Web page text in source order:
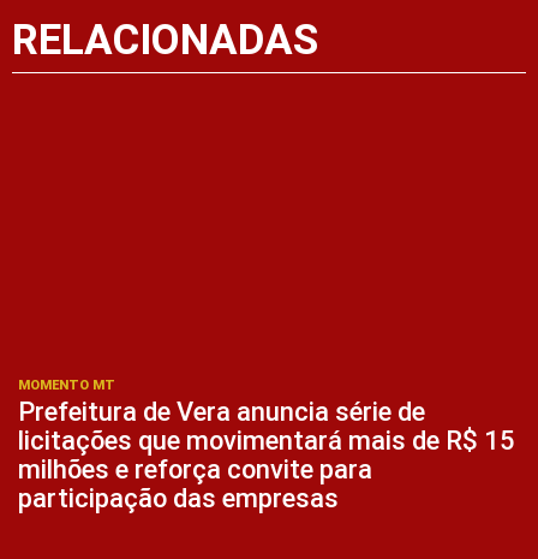
RELACIONADAS
MOMENTO MT
Prefeitura de Vera anuncia série de
licitações que movimentará mais de R$ 15
milhões e reforça convite para
participação das empresas